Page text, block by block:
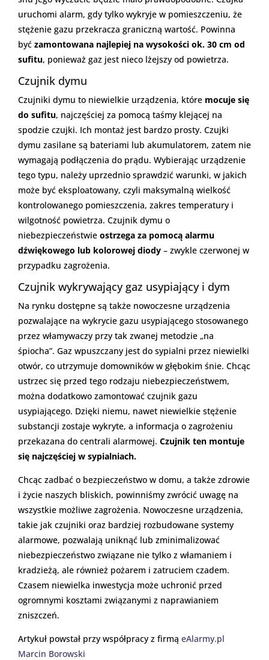
uruchomi alarm, gdy tylko wykryje w pomieszczeniu, że
stężenie gazu przekracza graniczną wartość. Powinna
być zamontowana najlepiej na wysokości ok. 30 cm od
sufitu, ponieważ gaz jest nieco lżejszy od powietrza.
Czujnik dymu
Czujniki dymu to niewielkie urządzenia, które mocuje się
do sufitu, najczęściej za pomocą taśmy klejącej na
spodzie czujki. Ich montaż jest bardzo prosty. Czujki
dymu zasilane są bateriami lub akumulatorem, zatem nie
wymagają podłączenia do prądu. Wybierając urządzenie
tego typu, należy uprzednio sprawdzić warunki, w jakich
może być eksploatowany, czyli maksymalną wielkość
kontrolowanego pomieszczenia, zakres temperatury i
wilgotność powietrza. Czujnik dymu o
niebezpieczeństwie ostrzega za pomocą alarmu
dźwiękowego lub kolorowej diody – zwykle czerwonej w
przypadku zagrożenia.
Czujnik wykrywający gaz usypiający i dym
Na rynku dostępne są także nowoczesne urządzenia
pozwalające na wykrycie gazu usypiającego stosowanego
przez włamywaczy przy tak zwanej metodzie „na
śpiocha”. Gaz wpuszczany jest do sypialni przez niewielki
otwór, co utrzymuje domowników w głębokim śnie. Chcąc
ustrzec się przed tego rodzaju niebezpieczeństwem,
można dodatkowo zamontować czujnik gazu
usypiającego. Dzięki niemu, nawet niewielkie stężenie
substancji zostaje wykryte, a informacja o zagrożeniu
przekazana do centrali alarmowej. Czujnik ten montuje
się najczęściej w sypialniach.
Chcąc zadbać o bezpieczeństwo w domu, a także zdrowie
i życie naszych bliskich, powinniśmy zwrócić uwagę na
wszystkie możliwe zagrożenia. Nowoczesne urządzenia,
takie jak czujniki oraz bardziej rozbudowane systemy
alarmowe, pozwalają uniknąć lub zminimalizować
niebezpieczeństwo związane nie tylko z włamaniem i
kradzieżą, ale również pożarem i zatruciem czadem.
Czasem niewielka inwestycja może uchronić przed
ogromnymi kosztami związanymi z naprawianiem
zniszczeń.
Artykuł powstał przy współpracy z firmą eAlarmy.pl
Marcin Borowski